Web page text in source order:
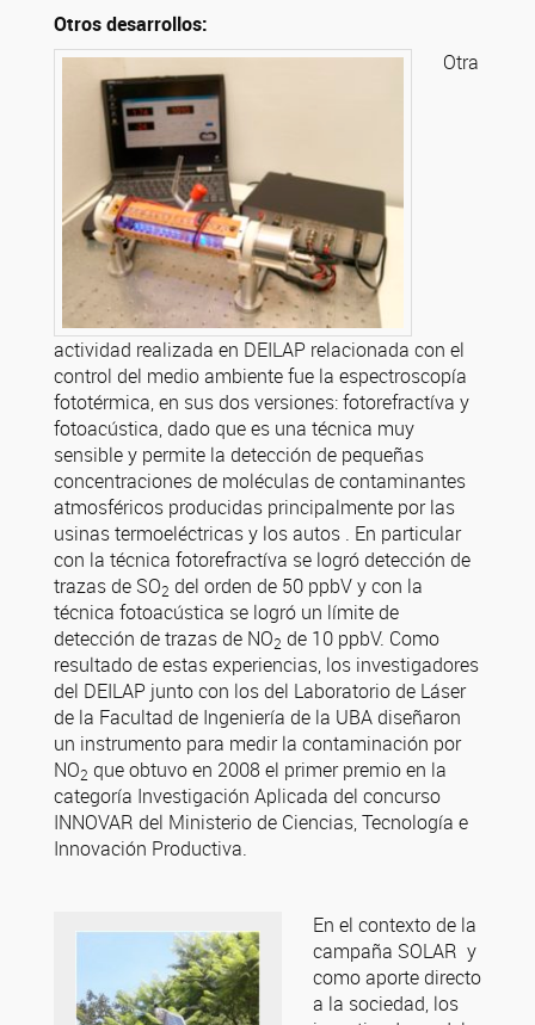
Otros desarrollos:
Otra
actividad realizada en DEILAP relacionada con el
control del medio ambiente fue la espectroscopía
fototérmica, en sus dos versiones: fotorefractíva y
fotoacústica, dado que es una técnica muy
sensible y permite la detección de pequeñas
concentraciones de moléculas de contaminantes
atmosféricos producidas principalmente por las
usinas termoeléctricas y los autos . En particular
con la técnica fotorefractíva se logró detección de
trazas de SO2 del orden de 50 ppbV y con la
técnica fotoacústica se logró un límite de
detección de trazas de NO2 de 10 ppbV. Como
resultado de estas experiencias, los investigadores
del DEILAP junto con los del Laboratorio de Láser
de la Facultad de Ingeniería de la UBA diseñaron
un instrumento para medir la contaminación por
NO2 que obtuvo en 2008 el primer premio en la
categoría Investigación Aplicada del concurso
INNOVAR del Ministerio de Ciencias, Tecnología e
Innovación Productiva.
En el contexto de la
campaña SOLAR y
como aporte directo
a la sociedad, los